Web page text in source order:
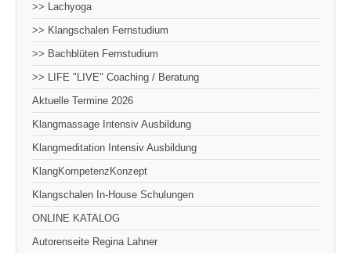
>> Lachyoga
>> Klangschalen Fernstudium
>> Bachblüten Fernstudium
>> LIFE "LIVE" Coaching / Beratung
Aktuelle Termine 2026
Klangmassage Intensiv Ausbildung
Klangmeditation Intensiv Ausbildung
KlangKompetenzKonzept
Klangschalen In-House Schulungen
ONLINE KATALOG
Autorenseite Regina Lahner